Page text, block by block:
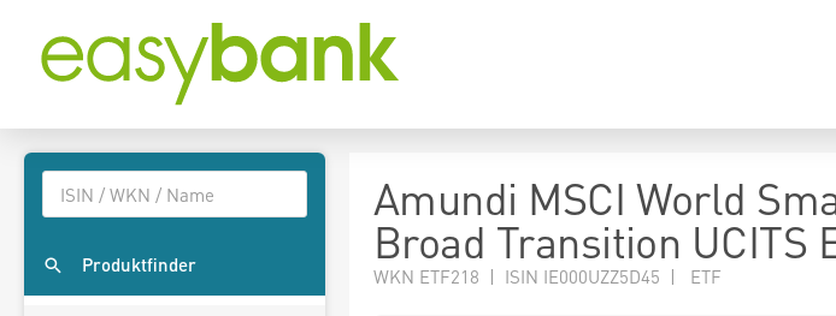
Produktfinder
Amundi MSCI World
Broad Transition UCITS
WKN ETF218 | ISIN IE000UZZ5D45 | ETF